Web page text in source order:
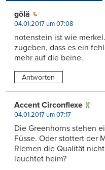
gölä
04.01.2017 um 07:08
notenstein ist wie
zugeben, dass es ein
mehr auf die beine.
Antworten
Accent Circonflexe
04.01.2017 um 07:17
Die Greenhorns stehen
Füsse. Oder stottert der
Riemen die Qualität
leuchtet heim?